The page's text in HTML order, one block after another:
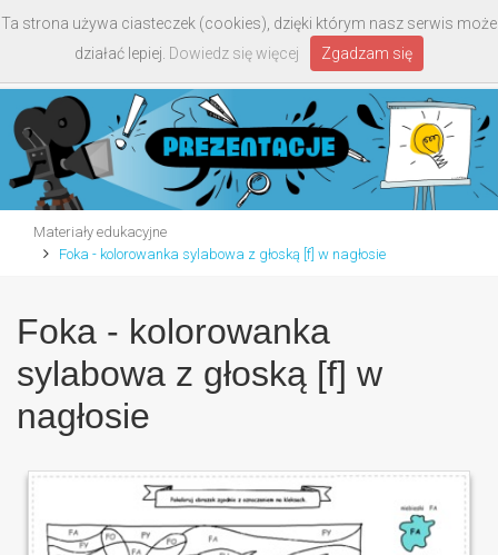
Materiały edukacyjne
Foka - kolorowanka sylabowa z głoską [f] w nagłosie
Foka - kolorowanka
sylabowa z głoską [f] w
nagłosie
Ta strona używa ciasteczek (cookies), dzięki którym nasz serwis może
działać lepiej. Dowiedz się więcej Zgadzam się